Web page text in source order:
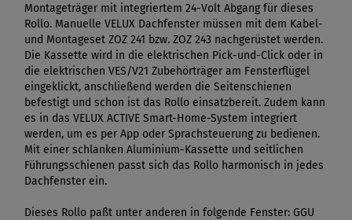
Montageträger mit integriertem 24-Volt Abgang für dieses
Rollo. Manuelle VELUX Dachfenster müssen mit dem Kabel-
und Montageset ZOZ 241 bzw. ZOZ 243 nachgerüstet werden.
Die Kassette wird in die elektrischen Pick-und-Click oder in
die elektrischen VES/V21 Zubehörträger am Fensterflügel
eingeklickt, anschließend werden die Seitenschienen
befestigt und schon ist das Rollo einsatzbereit. Zudem kann
es in das VELUX ACTIVE Smart-Home-System integriert
werden, um es per App oder Sprachsteuerung zu bedienen.
Mit einer schlanken Aluminium-Kassette und seitlichen
Führungsschienen passt sich das Rollo harmonisch in jedes
Dachfenster ein.
Dieses Rollo paßt unter anderen in folgende Fenster: GGU